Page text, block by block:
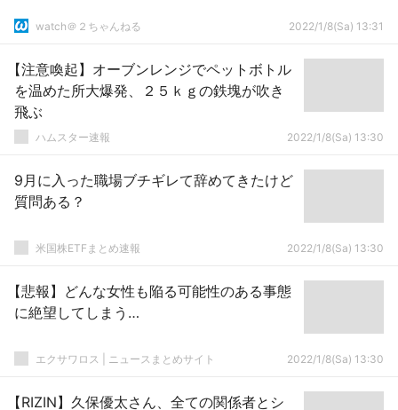
watch＠２ちゃんねる 2022/1/8(Sa) 13:31
【注意喚起】オーブンレンジでペットボトル
を温めた所大爆発、２５ｋｇの鉄塊が吹き
飛ぶ
ハムスター速報 2022/1/8(Sa) 13:30
9月に入った職場ブチギレて辞めてきたけど
質問ある？
米国株ETFまとめ速報 2022/1/8(Sa) 13:30
【悲報】どんな女性も陥る可能性のある事態
に絶望してしまう…
エクサワロス | ニュースまとめサイト 2022/1/8(Sa) 13:30
【RIZIN】久保優太さん、全ての関係者とシ